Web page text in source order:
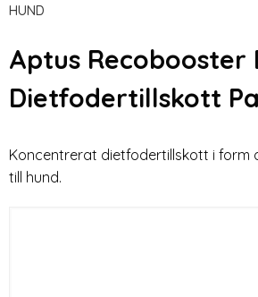
HUND
Aptus Recobooster
Dietfodertillskott
Koncentrerat dietfodertillskott i form
till hund.